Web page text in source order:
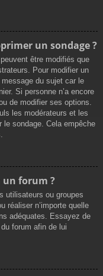
un sondage ?
être modifiés que
Pour modifier un
du sujet car le
Si personne n’a encore
de modifier ses options.
les modérateurs et les
le sondage. Cela empêche
un forum ?
utilisateurs ou groupes
réaliser n’importe quelle
adéquates. Essayez de
forum afin de lui